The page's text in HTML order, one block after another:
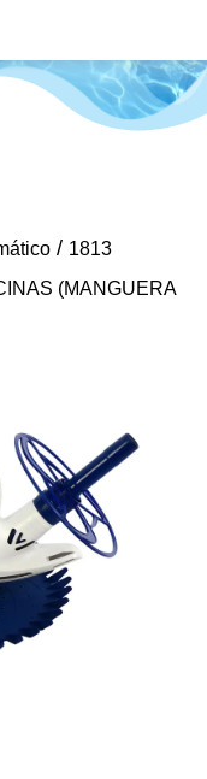
/ 1813
(MANGUERA